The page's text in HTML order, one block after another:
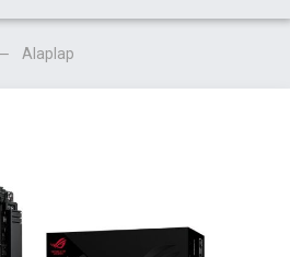
Alaplap